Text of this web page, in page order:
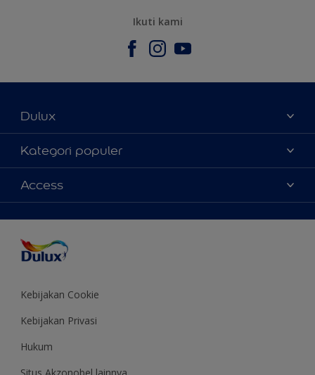
Ikuti kami
Dulux
Tentang Kami
Contact us
Temukan toko
Kategori populer
Warna
Produk
Inspirasi
Saran Mendekorasi
Colour of the Year
Access
Kebijakan Cookie
Kebijakan Privasi
Hukum
Situs Akzonobel lainnya